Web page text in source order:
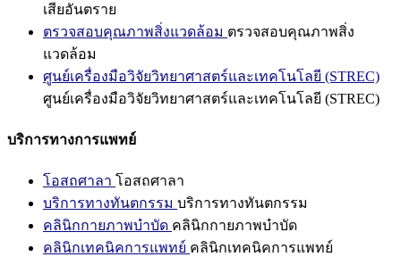
เสียอันตราย
ตรวจสอบคุณภาพสิ่งแวดล้อม ตรวจสอบคุณภาพสิ่ง
แวดล้อม
ศูนย์เครื่องมือวิจัยวิทยาศาสตร์และเทคโนโลยี (STREC)
ศูนย์เครื่องมือวิจัยวิทยาศาสตร์และเทคโนโลยี (STREC)
บริการทางการแพทย์
โอสถศาลา โอสถศาลา
บริการทางทันตกรรม บริการทางทันตกรรม
คลินิกกายภาพบำบัด คลินิกกายภาพบำบัด
คลินิกเทคนิคการแพทย์ คลินิกเทคนิคการแพทย์